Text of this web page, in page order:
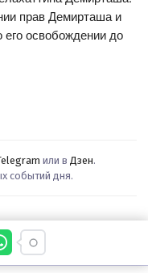
прав Демирташа и
освобождении до
или в Дзен.
событий дня.